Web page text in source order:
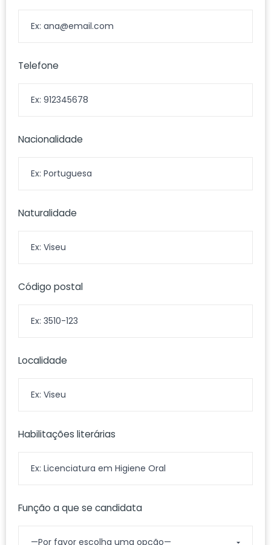
Telefone
Nacionalidade
Naturalidade
Código postal
Localidade
Habilitações literárias
Função a que se candidata